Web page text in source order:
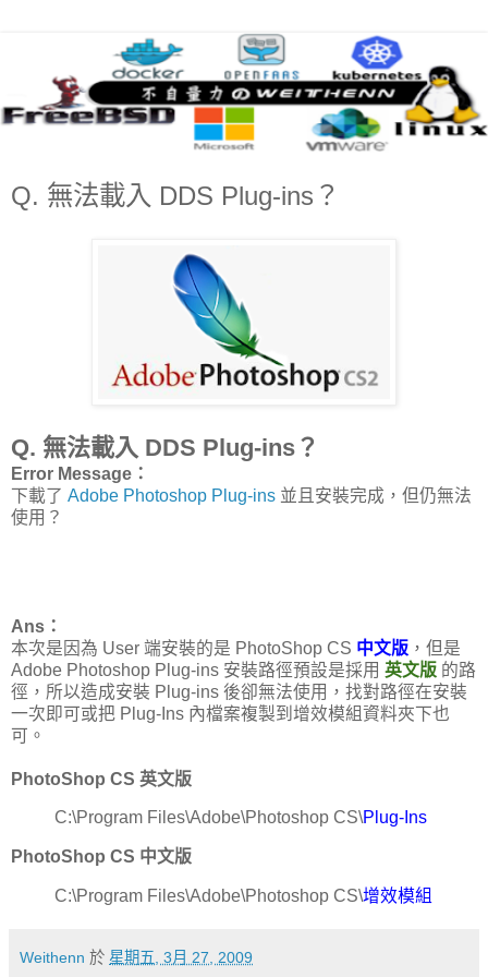
Q. 無法載入 DDS Plug-ins？
Q. 無法載入 DDS Plug-ins？
Error Message：
下載了 Adobe Photoshop Plug-ins 並且安裝完成，但仍無法
使用？
Ans：
本次是因為 User 端安裝的是 PhotoShop CS 中文版 ，但是
Adobe Photoshop Plug-ins 安裝路徑預設是採用 英文版 的路
徑，所以造成安裝 Plug-ins 後卻無法使用，找對路徑在安裝
一次即可或把 Plug-Ins 內檔案複製到增效模組資料夾下也
可。
PhotoShop CS 英文版
C:\Program Files\Adobe\Photoshop CS\Plug-Ins
PhotoShop CS 中文版
C:\Program Files\Adobe\Photoshop CS\增效模組
Weithenn 於 星期五, 3月 27, 2009